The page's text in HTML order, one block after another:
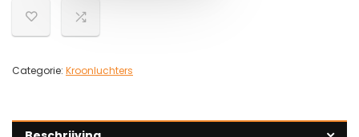
Categorie: Kroonluchters